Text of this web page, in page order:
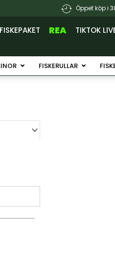
Öppet köp i
REA TIKTOK
Öppna Fiskelinor
FISKERULLAR Öppna